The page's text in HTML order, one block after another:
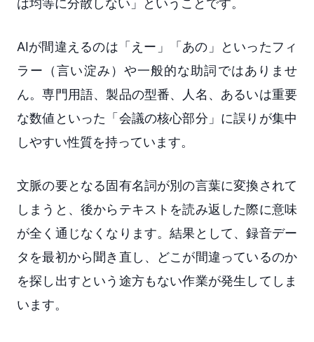
は均等に分散しない」ということです。
AIが間違えるのは「えー」「あの」といったフィ
ラー（言い淀み）や一般的な助詞ではありませ
ん。専門用語、製品の型番、人名、あるいは重要
な数値といった「会議の核心部分」に誤りが集中
しやすい性質を持っています。
文脈の要となる固有名詞が別の言葉に変換されて
しまうと、後からテキストを読み返した際に意味
が全く通じなくなります。結果として、録音デー
タを最初から聞き直し、どこが間違っているのか
を探し出すという途方もない作業が発生してしま
います。